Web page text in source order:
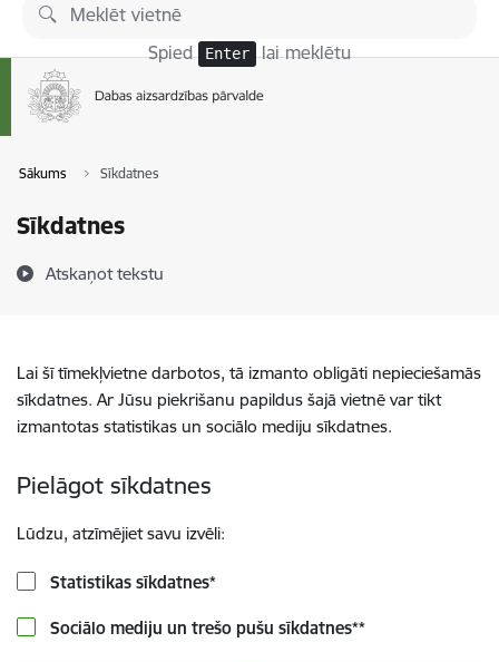
Pāriet uz lapas saturu
Spied Enter lai meklētu
Sākums Sīkdatnes
Sīkdatnes
Atskaņot tekstu
Lai šī tīmekļvietne darbotos, tā izmanto obligāti nepieciešamās
sīkdatnes. Ar Jūsu piekrišanu papildus šajā vietnē var tikt
izmantotas statistikas un sociālo mediju sīkdatnes.
Pielāgot sīkdatnes
Lūdzu, atzīmējiet savu izvēli:
Statistikas sīkdatnes*
Sociālo mediju un trešo pušu sīkdatnes**